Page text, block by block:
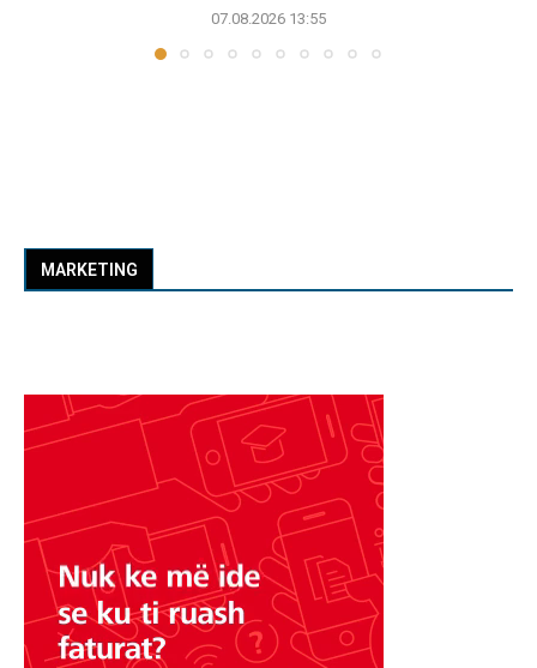
07.08.2026 13:55
MARKETING